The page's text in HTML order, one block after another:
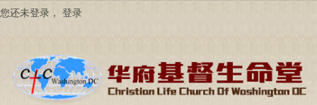
跳
您还未登录， 登录